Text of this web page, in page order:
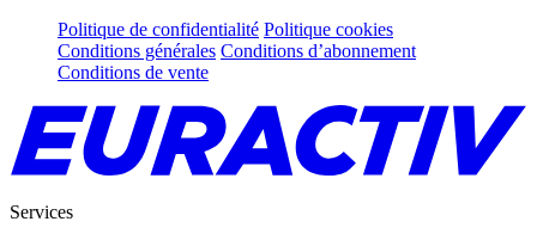
Politique de confidentialité Politique cookies
Conditions générales Conditions d’abonnement
Conditions de vente
Services